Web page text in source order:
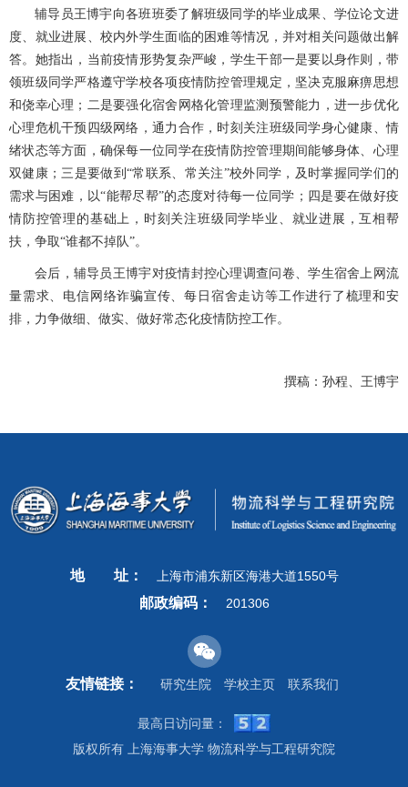
辅导员王博宇向各班班委了解班级同学的毕业成果、学位论文进
度、就业进展、校内外学生面临的困难等情况，并对相关问题做出解
答。她指出，当前疫情形势复杂严峻，学生干部一是要以身作则，带
领班级同学严格遵守学校各项疫情防控管理规定，坚决克服麻痹思想
和侥幸心理；二是要强化宿舍网格化管理监测预警能力，进一步优化
心理危机干预四级网络，通力合作，时刻关注班级同学身心健康、情
绪状态等方面，确保每一位同学在疫情防控管理期间能够身体、心理
双健康；三是要做到“常联系、常关注”校外同学，及时掌握同学们的
需求与困难，以“能帮尽帮”的态度对待每一位同学；四是要在做好疫
情防控管理的基础上，时刻关注班级同学毕业、就业进展，互相帮
扶，争取“谁都不掉队”。
会后，辅导员王博宇对疫情封控心理调查问卷、学生宿舍上网流
量需求、电信网络诈骗宣传、每日宿舍走访等工作进行了梳理和安
排，力争做细、做实、做好常态化疫情防控工作。
撰稿：孙程、王博宇
地 址： 上海市浦东新区海港大道1550号
邮政编码： 201306
友情链接： 研究生院 学校主页 联系我们
最高日访问量：
版权所有 上海海事大学 物流科学与工程研究院